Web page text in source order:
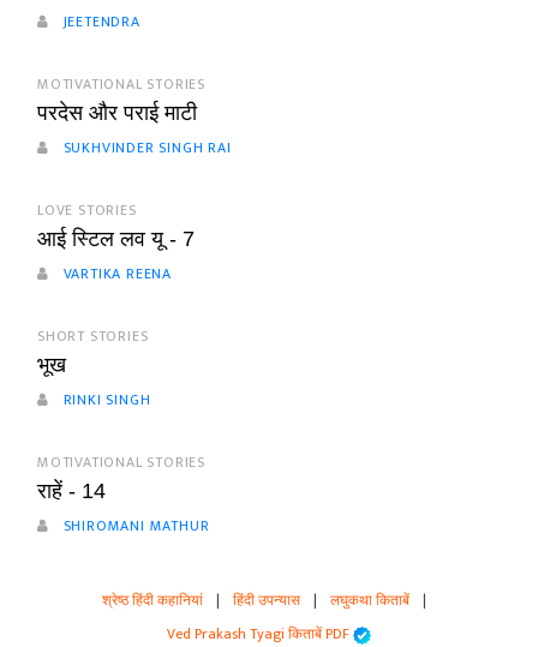
JEETENDRA
MOTIVATIONAL STORIES
परदेस और पराई माटी
SUKHVINDER SINGH RAI
LOVE STORIES
आई स्टिल लव यू - 7
VARTIKA REENA
SHORT STORIES
भूख
RINKI SINGH
MOTIVATIONAL STORIES
राहें - 14
SHIROMANI MATHUR
श्रेष्ठ हिंदी कहानियां | हिंदी उपन्यास | लघुकथा किताबें |
Ved Prakash Tyagi किताबें PDF